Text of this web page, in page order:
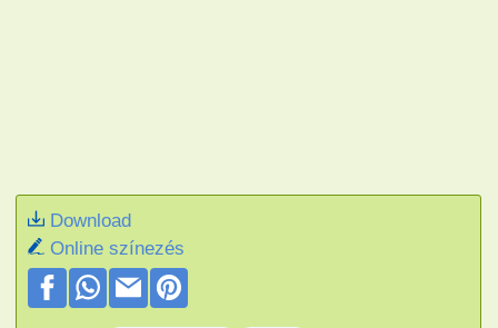
Download
Online színezés